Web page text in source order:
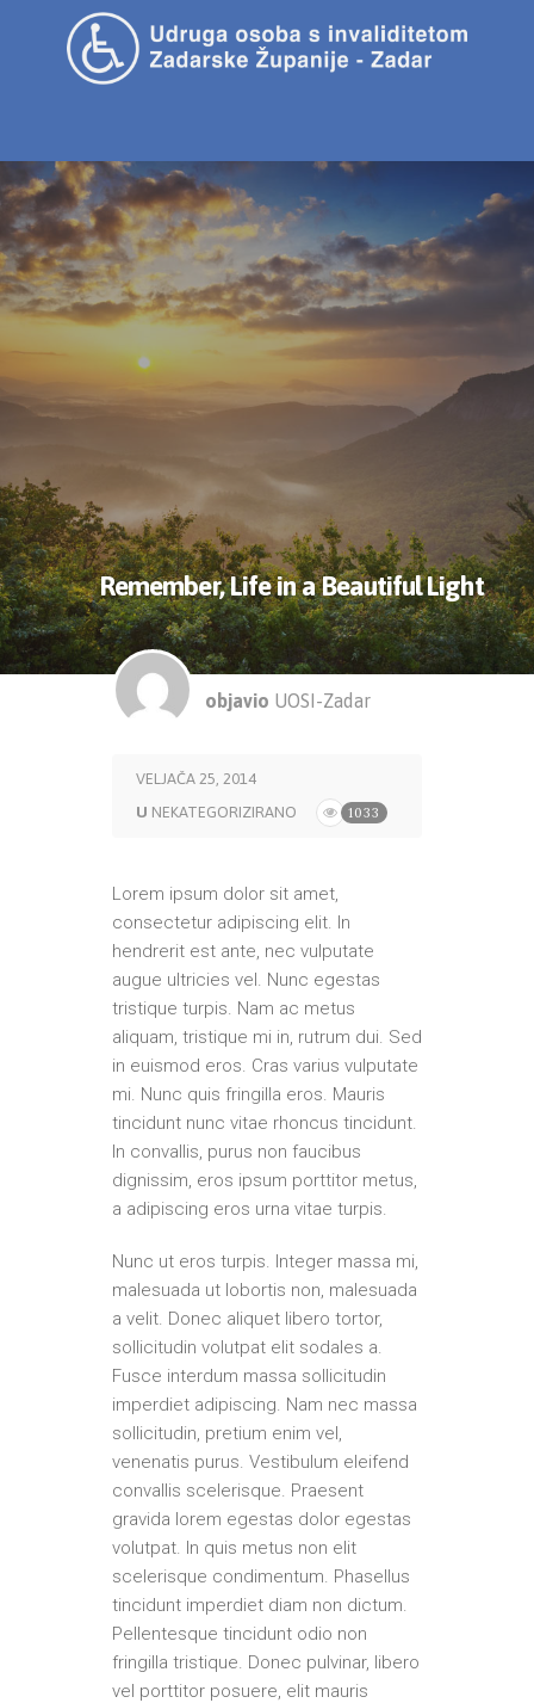
Menu -Navigation
Remember, Life in a Beautiful Light
objavio UOSI-Zadar
VELJAČA 25, 2014
U NEKATEGORIZIRANO 1033
Lorem ipsum dolor sit amet,
consectetur adipiscing elit. In
hendrerit est ante, nec vulputate
augue ultricies vel. Nunc egestas
tristique turpis. Nam ac metus
aliquam, tristique mi in, rutrum dui. Sed
in euismod eros. Cras varius vulputate
mi. Nunc quis fringilla eros. Mauris
tincidunt nunc vitae rhoncus tincidunt.
In convallis, purus non faucibus
dignissim, eros ipsum porttitor metus,
a adipiscing eros urna vitae turpis.
Nunc ut eros turpis. Integer massa mi,
malesuada ut lobortis non, malesuada
a velit. Donec aliquet libero tortor,
sollicitudin volutpat elit sodales a.
Fusce interdum massa sollicitudin
imperdiet adipiscing. Nam nec massa
sollicitudin, pretium enim vel,
venenatis purus. Vestibulum eleifend
convallis scelerisque. Praesent
gravida lorem egestas dolor egestas
volutpat. In quis metus non elit
scelerisque condimentum. Phasellus
tincidunt imperdiet diam non dictum.
Pellentesque tincidunt odio non
fringilla tristique. Donec pulvinar, libero
vel porttitor posuere, elit mauris